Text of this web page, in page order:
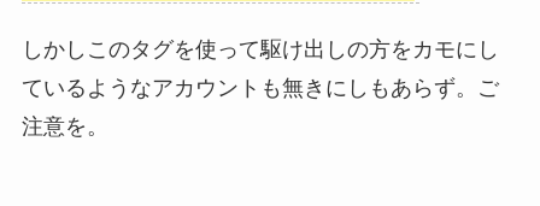
しかしこのタグを使って駆け出しの方をカモにし
ているようなアカウントも無きにしもあらず。ご
注意を。